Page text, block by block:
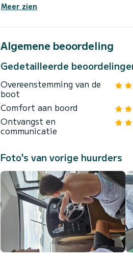
Meer zien
Algemene beoordeling
Gedetailleerde
Overeenstemming van de
boot
Comfort aan boord
Ontvangst en
communicatie
Foto's van vorige huurders